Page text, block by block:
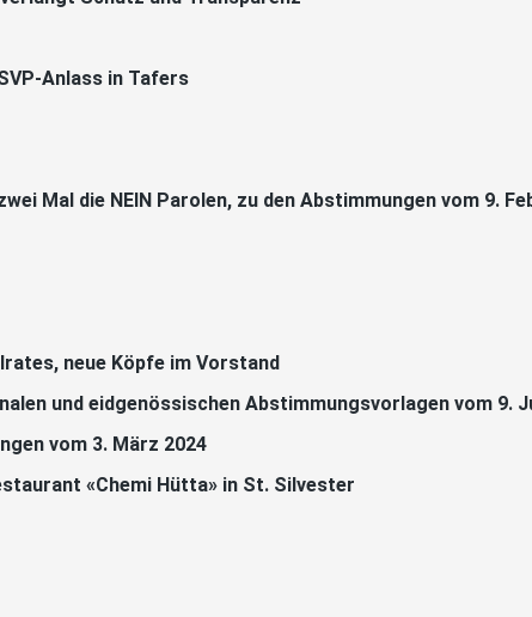
Anlass in Tafers
Mal die NEIN Parolen, zu den Abstimmungen vom 9.
neue Köpfe im Vorstand
und eidgenössischen Abstimmungsvorlagen vom 9.
vom 3. März 2024
«Chemi Hütta» in St. Silvester